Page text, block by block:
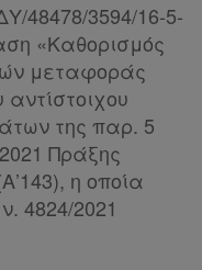
48478/3594/16-5-
«Καθορισμός
μεταφοράς
της παρ. 5
Πράξης
η οποία
4824/2021